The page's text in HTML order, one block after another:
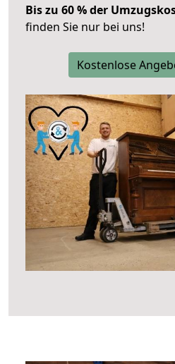
Bis zu 60 % der
finden Sie nur bei uns!
Kostenlose